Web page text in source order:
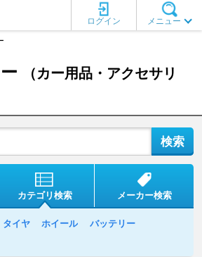
メニュー
ログイン
（カー用品・アクセサリ
カテゴリ検索 メーカー検索
タイヤ ホイール
バッテリー